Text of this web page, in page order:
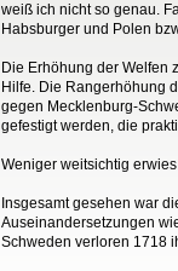
weiß ich nicht so genau.
Habsburger und Polen
Die Erhöhung der Welfen
Hilfe. Die Rangerhöhung
gegen Mecklenburg-
gefestigt werden, die
Weniger weitsichtig
Insgesamt gesehen war
Auseinandersetzungen
Schweden verloren 1718